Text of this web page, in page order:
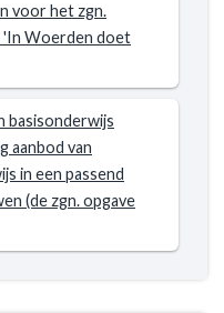
voor het zgn.
'In Woerden doet
basisonderwijs
aanbod van
in een passend
(de zgn. opgave